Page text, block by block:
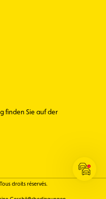
finden Sie auf der
droits réservés.